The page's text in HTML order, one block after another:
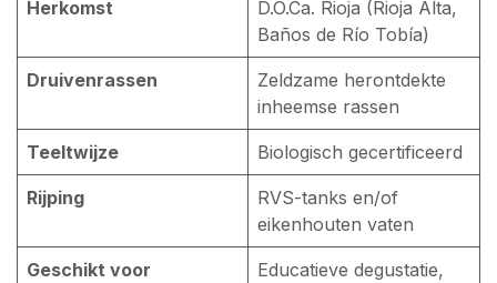
Herkomst
D.O.Ca. Rioja (Rioja Alta,
Baños de Río Tobía)
Druivenrassen
Zeldzame herontdekte
inheemse rassen
Teeltwijze Biologisch gecertificeerd
Rijping
RVS-tanks en/of
eikenhouten vaten
Geschikt voor
Educatieve degustatie,